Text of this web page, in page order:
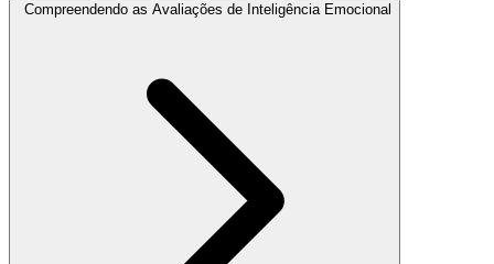
Compreendendo as Avaliações de Inteligência Emocional